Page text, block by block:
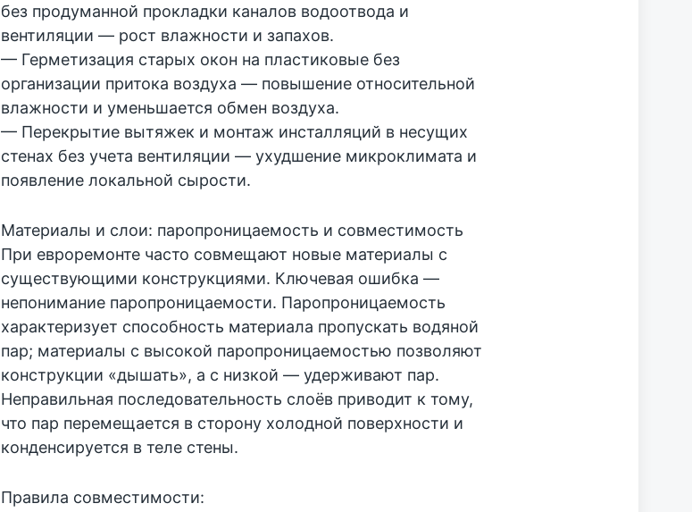
без продуманной прокладки каналов водоотвода и
вентиляции — рост влажности и запахов.
— Герметизация старых окон на пластиковые без
организации притока воздуха — повышение относительной
влажности и уменьшается обмен воздуха.
— Перекрытие вытяжек и монтаж инсталляций в несущих
стенах без учета вентиляции — ухудшение микроклимата и
появление локальной сырости.
Материалы и слои: паропроницаемость и совместимость
При евроремонте часто совмещают новые материалы с
существующими конструкциями. Ключевая ошибка —
непонимание паропроницаемости. Паропроницаемость
характеризует способность материала пропускать водяной
пар; материалы с высокой паропроницаемостью позволяют
конструкции «дышать», а с низкой — удерживают пар.
Неправильная последовательность слоёв приводит к тому,
что пар перемещается в сторону холодной поверхности и
конденсируется в теле стены.
Правила совместимости: